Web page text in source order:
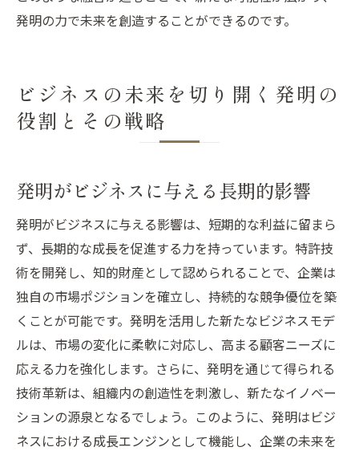
発明の力で未来を創造することができるのです。
ビジネスの未来を切り開く発明の
役割とその戦略
発明がビジネスに与える長期的影響
発明がビジネスに与える影響は、短期的な利益に留まら
ず、長期的な成長を促進する力を持っています。特許技
術を開発し、知的財産として認められることで、企業は
独自の市場ポジションを確立し、持続的な競争優位を築
くことが可能です。発明を活用した新たなビジネスモデ
ルは、市場の変化に柔軟に対応し、高まる顧客ニーズに
応える力を強化します。さらに、発明を通じて得られる
技術革新は、組織内の創造性を刺激し、新たなイノベー
ションの源泉となるでしょう。このように、発明はビジ
ネスにおける成長エンジンとして機能し、企業の未来を